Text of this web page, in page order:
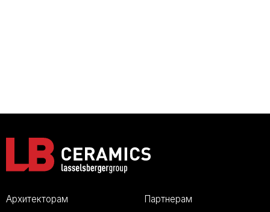
Архитекторам Партнерам